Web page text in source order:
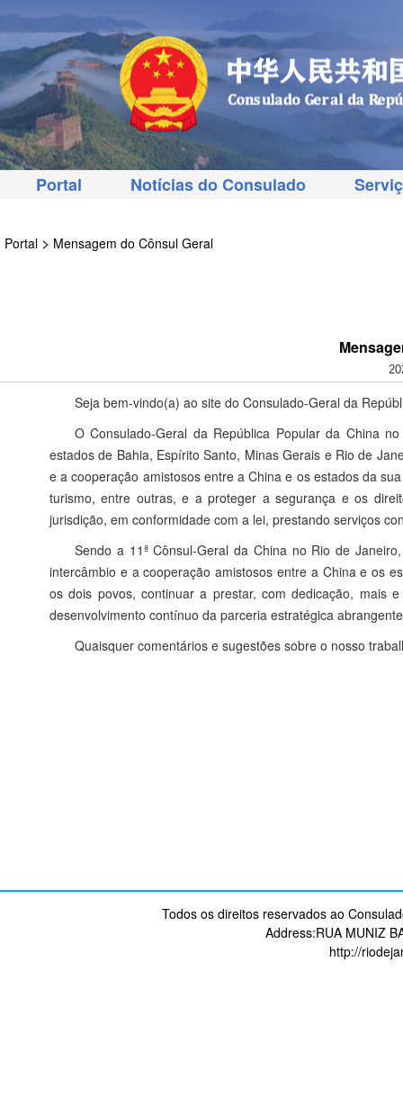
Portal Notícias do Consulado
Portal > Mensagem do Cônsul Geral
Seja bem-vindo(a) ao site do Consulado-Geral da
O Consulado-Geral da República Popular da China
estados de Bahia, Espírito Santo, Minas Gerais e Rio de
e a cooperação amistosos entre a China e os estados da
turismo, entre outras, e a proteger a segurança e os
jurisdição, em conformidade com a lei, prestando serviços
Sendo a 11ª Cônsul-Geral da China no Rio de
intercâmbio e a cooperação amistosos entre a China e os
os dois povos, continuar a prestar, com dedicação, mais
desenvolvimento contínuo da parceria estratégica
Quaisquer comentários e sugestões sobre o nosso
Todos os direitos reservados ao
Address:RUA MUNIZ
http://